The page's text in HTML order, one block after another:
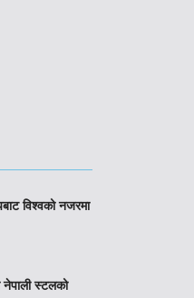
विश्वको नजरमा
नेपाली स्टलको